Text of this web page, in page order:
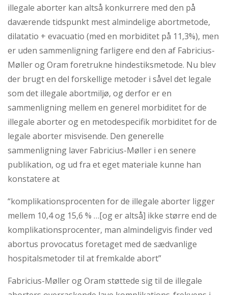
illegale aborter kan altså konkurrere med den på
daværende tidspunkt mest almindelige abortmetode,
dilatatio + evacuatio (med en morbiditet på 11,3%), men
er uden sammenligning farligere end den af Fabricius-
Møller og Oram foretrukne hindestiksmetode. Nu blev
der brugt en del forskellige metoder i såvel det legale
som det illegale abortmiljø, og derfor er en
sammenligning mellem en generel morbiditet for de
illegale aborter og en metodespecifik morbiditet for de
legale aborter misvisende. Den generelle
sammenligning laver Fabricius-Møller i en senere
publikation, og ud fra et eget materiale kunne han
konstatere at
“komplikationsprocenten for de illegale aborter ligger
mellem 10,4 og 15,6 % …[og er altså] ikke større end de
komplikationsprocenter, man almindeligvis finder ved
abortus provocatus foretaget med de sædvanlige
hospitalsmetoder til at fremkalde abort”
Fabricius-Møller og Oram støttede sig til de illegale